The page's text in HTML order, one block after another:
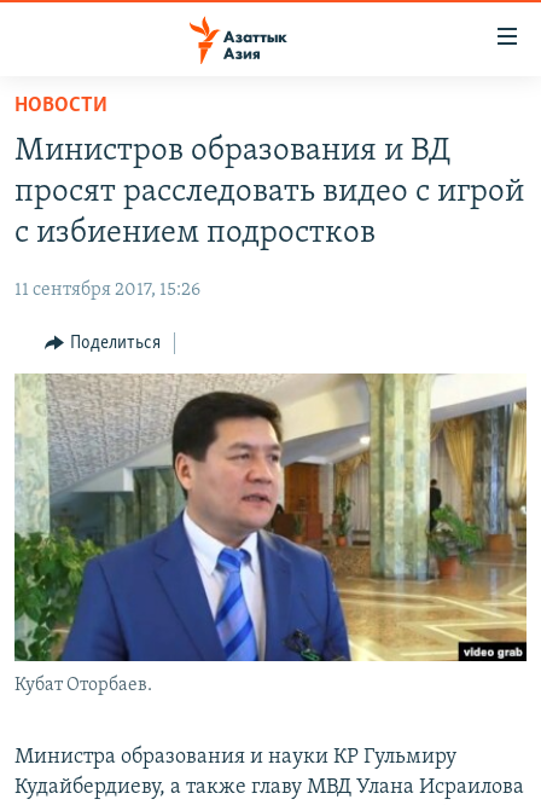
Вернуться
основному
содержанию
Вернутся
главной
навигации
Вернутся
поиску
КЫРГЫЗСТАН
ТАДЖИКИСТАН
ВОЙНА В УКРАИНЕ
ҚАЗАҚША
КЫРГЫЗЧА
ЎЗБЕКЧА
ТОҶИКӢ
TÜRKMENÇE
Все сайты РСЕ/РС
НОВОСТИ
Министров образования и ВД
просят расследовать видео с игрой
с избиением подростков
11 сентября 2017, 15:26
Поделиться
Кубат Оторбаев.
Министра образования и науки КР Гульмиру
Кудайбердиеву, а также главу МВД Улана Исраилова